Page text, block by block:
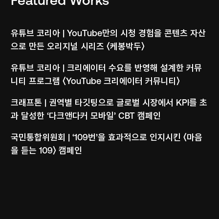
유튜브 코리아 | YouTube만의 시청 경험을 콘텐츠 자산
으로 만든 오리지널 시리즈 〈케봉박두〉
Social Communication
유튜브 코리아 | 크리에이터 수요를 반영해 설계한 커뮤
니티 프로그램 〈YouTube 크리에이터 커뮤니티〉
Performance
크래프톤 | 권역별 타깃팅으로 글로벌 시장에서 KPI를 초
과 달성한 ‘다크앤다커 모바일’ CBT 캠페인
Creative Campaign
국민통합위원회 | ‘109번’을 효과적으로 인지시킨 〈마음
을 듣는 109〉 캠페인